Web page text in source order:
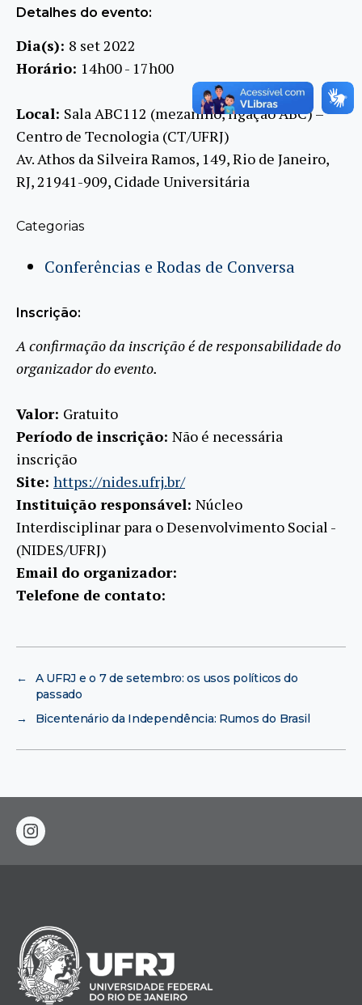
Detalhes do evento:
Dia(s): 8 set 2022
Horário: 14h00 - 17h00
Local: Sala ABC112 (mezanino, ligação ABC) –
Centro de Tecnologia (CT/UFRJ)
Av. Athos da Silveira Ramos, 149, Rio de Janeiro,
RJ, 21941-909, Cidade Universitária
Categorias
Conferências e Rodas de Conversa
Inscrição:
A confirmação da inscrição é de responsabilidade do
organizador do evento.
Valor: Gratuito
Período de inscrição: Não é necessária
inscrição
Site: https://nides.ufrj.br/
Instituição responsável: Núcleo
Interdisciplinar para o Desenvolvimento Social -
(NIDES/UFRJ)
Email do organizador:
Telefone de contato:
←
A UFRJ e o 7 de setembro: os usos políticos do
passado
→
Bicentenário da Independência: Rumos do Brasil
instagram